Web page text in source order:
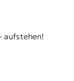
aufstehen!